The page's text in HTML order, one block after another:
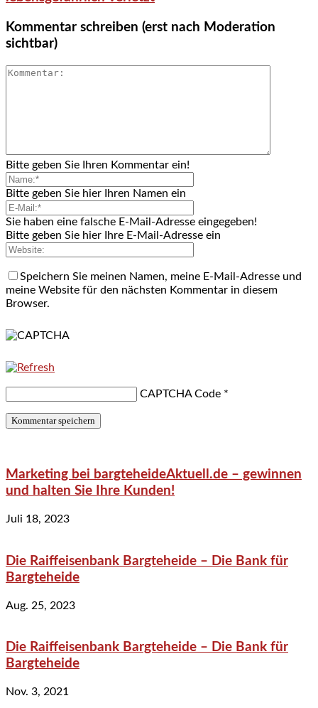
Kommentar schreiben (erst nach Moderation
sichtbar)
Bitte geben Sie Ihren Kommentar ein!
Bitte geben Sie hier Ihren Namen ein
Sie haben eine falsche E-Mail-Adresse eingegeben!
Bitte geben Sie hier Ihre E-Mail-Adresse ein
Speichern Sie meinen Namen, meine E-Mail-Adresse und
meine Website für den nächsten Kommentar in diesem
Browser.
CAPTCHA Code *
Marketing bei bargteheideAktuell.de – gewinnen
und halten Sie Ihre Kunden!
Juli 18, 2023
Die Raiffeisenbank Bargteheide – Die Bank für
Bargteheide
Aug. 25, 2023
Die Raiffeisenbank Bargteheide – Die Bank für
Bargteheide
Nov. 3, 2021